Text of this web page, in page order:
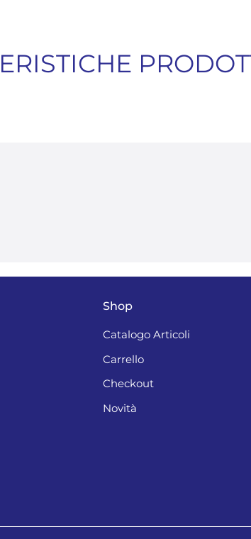
Shop
Catalogo Articoli
Carrello
Checkout
Novità